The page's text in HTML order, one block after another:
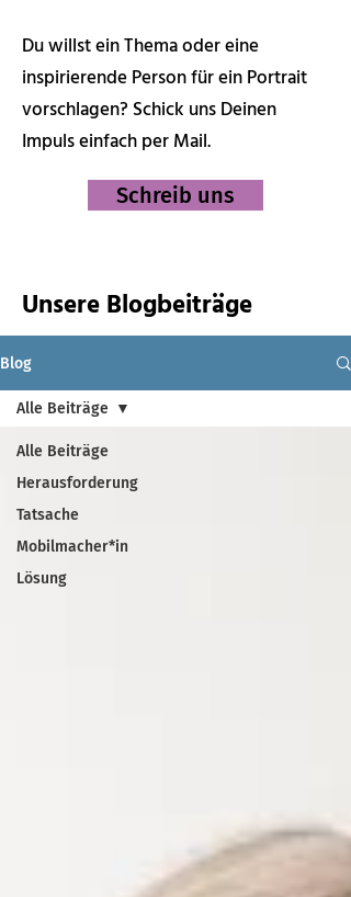
Du willst ein Thema oder eine
inspirierende Person für ein Portrait
vorschlagen? Schick uns Deinen
Impuls einfach per Mail.
Schreib uns
Unsere Blogbeiträge
Blog
Alle Beiträge
Herausforderung
Tatsache
Mobilmacher*in
Lösung
Alle Beiträge